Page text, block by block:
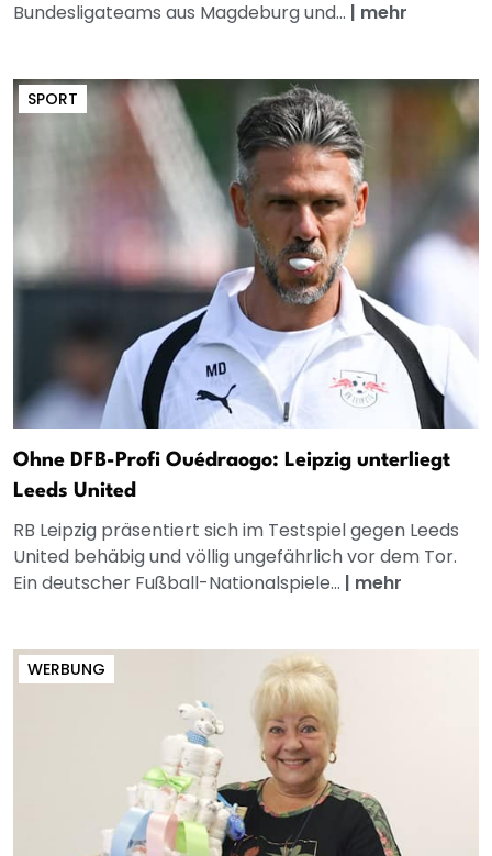
Bundesligateams aus Magdeburg und... | mehr
SPORT
Ohne DFB-Profi Ouédraogo: Leipzig unterliegt
Leeds United
RB Leipzig präsentiert sich im Testspiel gegen Leeds
United behäbig und völlig ungefährlich vor dem Tor.
Ein deutscher Fußball-Nationalspiele... | mehr
WERBUNG